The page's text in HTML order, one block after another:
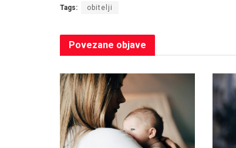
Tags: obitelji
Povezane objave